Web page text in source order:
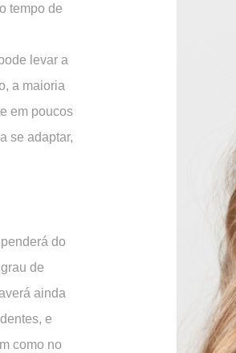
tempo de
levar a
a maioria
em poucos
se adaptar,
do
de
ainda
e
como no